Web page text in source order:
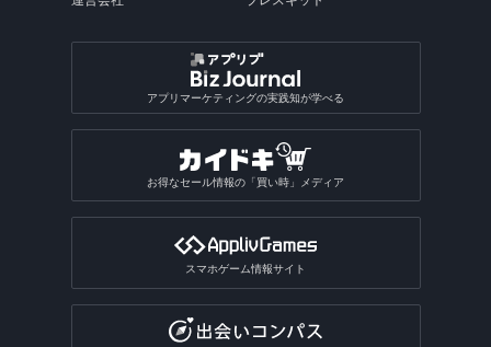
アプリマーケティングの実践知が学べる
お得なセール情報の「買い時」メディア
スマホゲーム情報サイト